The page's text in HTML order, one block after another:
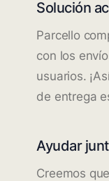
Solución
Parcello
con los
usuarios.
de entrega
Ayudar
Creemos